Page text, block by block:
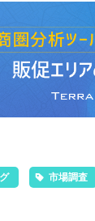
市場調査